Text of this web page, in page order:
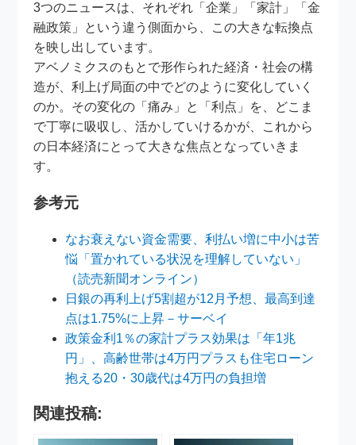
3つのニュースは、それぞれ「企業」「家計」「金
融政策」という違う側面から、この大きな転換点
を映し出しています。
アベノミクスのもとで形作られた経済・社会の構
造が、利上げ局面の中でどのように変化していく
のか。その変化の「痛み」と「利点」を、どこま
で丁寧に吸収し、活かしていけるかが、これから
の日本経済にとって大きな焦点となっていきま
す。
参考元
なお衰えない資金需要、利払い増に中小は苦
悩「置かれている状況を理解していない」
（読売新聞オンライン）
日銀の再利上げ5割超が12月予想、最高到達
点は1.75%に上昇－サーベイ
政策金利1％の家計プラス効果は「年1兆
円」、高齢世帯は4万円プラスも住宅ローン
抱える20・30歳代は4万円の負担増
関連投稿: